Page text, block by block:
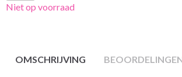
Niet op voorraad
OMSCHRIJVING